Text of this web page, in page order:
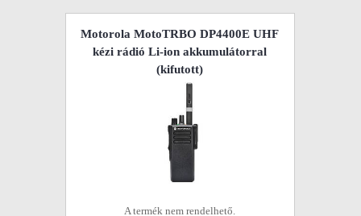
Motorola MotoTRBO DP4400E UHF
kézi rádió Li-ion akkumulátorral
(kifutott)
A termék nem rendelhető.